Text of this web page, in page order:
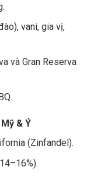
vani, gia vị,
và Gran Reserva
& Ý
(Zinfandel).